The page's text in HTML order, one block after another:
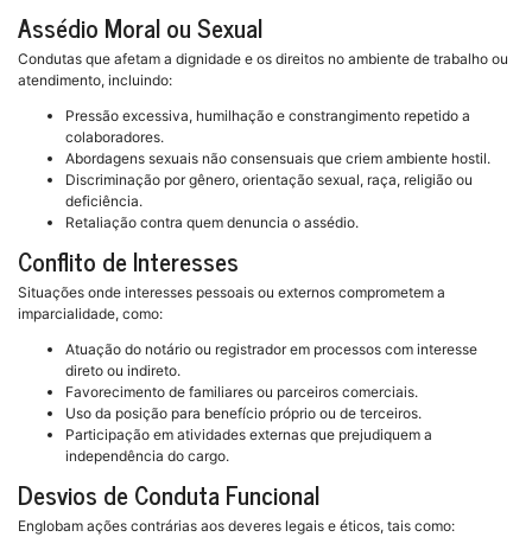
Assédio Moral ou Sexual
Condutas que afetam a dignidade e os direitos no ambiente de trabalho ou
atendimento, incluindo:
Pressão excessiva, humilhação e constrangimento repetido a
colaboradores.
Abordagens sexuais não consensuais que criem ambiente hostil.
Discriminação por gênero, orientação sexual, raça, religião ou
deficiência.
Retaliação contra quem denuncia o assédio.
Conflito de Interesses
Situações onde interesses pessoais ou externos comprometem a
imparcialidade, como:
Atuação do notário ou registrador em processos com interesse
direto ou indireto.
Favorecimento de familiares ou parceiros comerciais.
Uso da posição para benefício próprio ou de terceiros.
Participação em atividades externas que prejudiquem a
independência do cargo.
Desvios de Conduta Funcional
Englobam ações contrárias aos deveres legais e éticos, tais como: